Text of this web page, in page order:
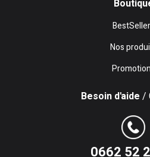
Nos
Besoin d'aide /
0662 52